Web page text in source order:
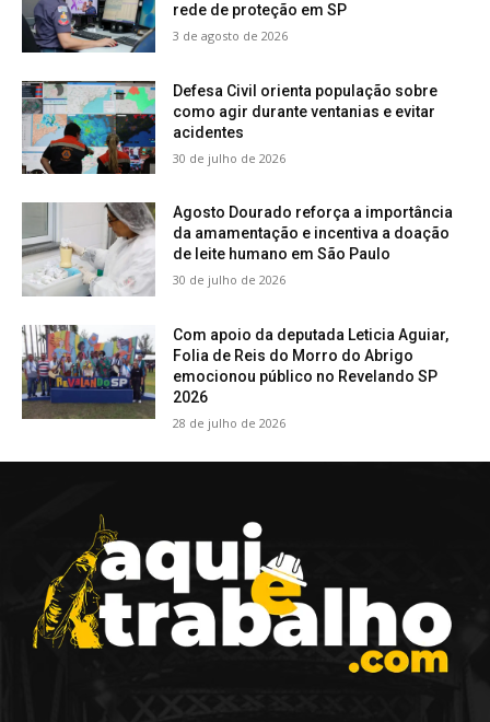
rede de proteção em SP
3 de agosto de 2026
Defesa Civil orienta população sobre
como agir durante ventanias e evitar
acidentes
30 de julho de 2026
Agosto Dourado reforça a importância
da amamentação e incentiva a doação
de leite humano em São Paulo
30 de julho de 2026
Com apoio da deputada Leticia Aguiar,
Folia de Reis do Morro do Abrigo
emocionou público no Revelando SP
2026
28 de julho de 2026